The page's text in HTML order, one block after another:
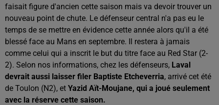
faisait figure d'ancien cette saison mais va devoir trouver un
nouveau point de chute. Le défenseur central n'a pas eu le
temps de se mettre en évidence cette année alors qu'il a été
blessé face au Mans en septembre. Il restera à jamais
comme celui qui a inscrit le but du titre face au Red Star (2-
2). Selon nos informations, chez les défenseurs, Laval
devrait aussi laisser filer Baptiste Etcheverria, arrivé cet été
de Toulon (N2), et Yazid Aït-Moujane, qui a joué seulement
avec la réserve cette saison.